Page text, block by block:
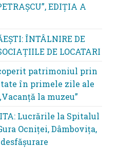
EDIŢIA A
ÎNTÂLNIRE DE
DE LOCATARI
patrimoniul prin
în primele zile ale
la muzeu”
Lucrările la Spitalul
Ocniței, Dâmbovița,